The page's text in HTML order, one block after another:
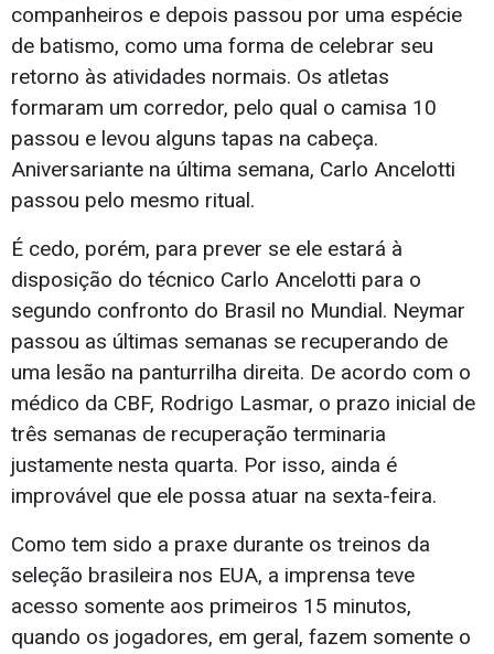
companheiros e depois passou por uma espécie
de batismo, como uma forma de celebrar seu
retorno às atividades normais. Os atletas
formaram um corredor, pelo qual o camisa 10
passou e levou alguns tapas na cabeça.
Aniversariante na última semana, Carlo Ancelotti
passou pelo mesmo ritual.
É cedo, porém, para prever se ele estará à
disposição do técnico Carlo Ancelotti para o
segundo confronto do Brasil no Mundial. Neymar
passou as últimas semanas se recuperando de
uma lesão na panturrilha direita. De acordo com o
médico da CBF, Rodrigo Lasmar, o prazo inicial de
três semanas de recuperação terminaria
justamente nesta quarta. Por isso, ainda é
improvável que ele possa atuar na sexta-feira.
Como tem sido a praxe durante os treinos da
seleção brasileira nos EUA, a imprensa teve
acesso somente aos primeiros 15 minutos,
quando os jogadores, em geral, fazem somente o